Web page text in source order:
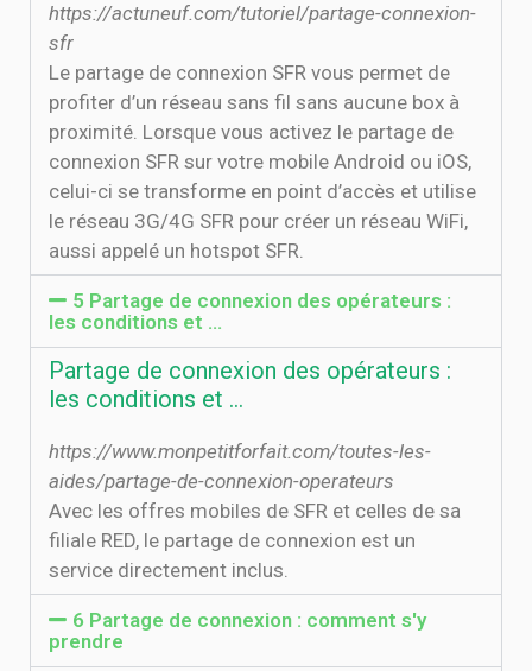
https://actuneuf.com/tutoriel/partage-connexion-
sfr
Le partage de connexion SFR vous permet de
profiter d’un réseau sans fil sans aucune box à
proximité. Lorsque vous activez le partage de
connexion SFR sur votre mobile Android ou iOS,
celui-ci se transforme en point d’accès et utilise
le réseau 3G/4G SFR pour créer un réseau WiFi,
aussi appelé un hotspot SFR.
5 Partage de connexion des opérateurs :
les conditions et ...
Partage de connexion des opérateurs :
les conditions et ...
https://www.monpetitforfait.com/toutes-les-
aides/partage-de-connexion-operateurs
Avec les offres mobiles de SFR et celles de sa
filiale RED, le partage de connexion est un
service directement inclus.
6 Partage de connexion : comment s'y
prendre